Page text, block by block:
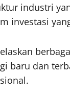
industri
investasi
baru dan